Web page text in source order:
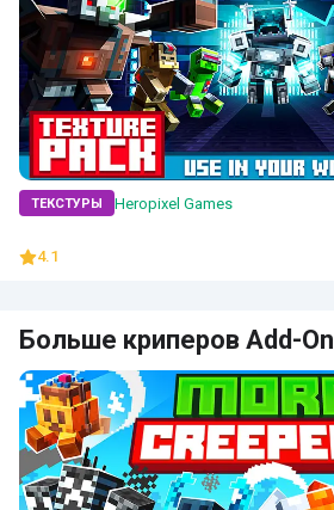
ТЕКСТУРЫ Heropixel Games
4.1
Больше криперов Add-On